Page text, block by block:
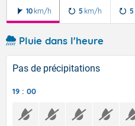
10 km/h 5 km/h 5
Pluie dans l'heure
Pas de précipitations
19 : 00